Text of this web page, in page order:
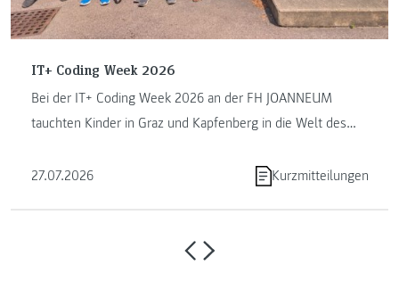
IT+ Coding Week 2026
Bei der IT+ Coding Week 2026 an der FH JOANNEUM
tauchten Kinder in Graz und Kapfenberg in die Welt des
27.07.2026
Kurzmitteilungen